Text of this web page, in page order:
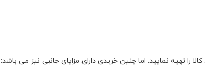
را تهیه نمایید. اما چنین خریدی دارای مزایای جانبی نیز می باشد: